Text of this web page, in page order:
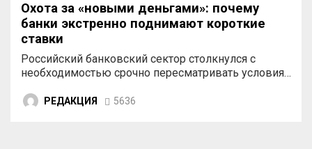
Охота за «новыми деньгами»: почему
банки экстренно поднимают короткие
ставки
Российский банковский сектор столкнулся с
необходимостью срочно пересматривать условия…
РЕДАКЦИЯ 5636